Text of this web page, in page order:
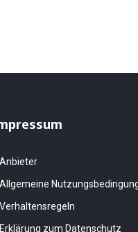
Anbieter
Allgemeine
Verhaltensregeln
Erklärung zum Datenschutz